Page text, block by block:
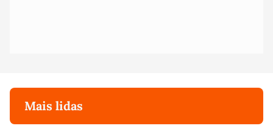
Mais lidas